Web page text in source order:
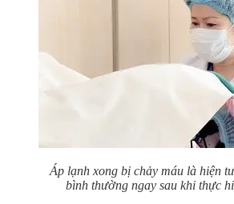
Áp lạnh xong bị chảy máu là hiện
bình thường ngay sau khi thực